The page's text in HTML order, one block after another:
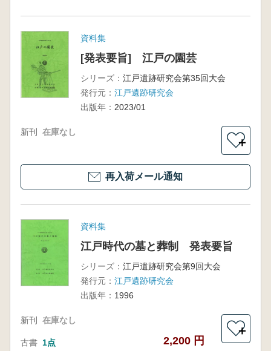
資料集
[発表要旨] 江戸の園芸
シリーズ： 江戸遺跡研究会第35回大会
発行元： 江戸遺跡研究会
出版年： 2023/01
新刊 在庫なし
＋
再入荷メール通知
資料集
江戸時代の墓と葬制 発表要旨
シリーズ： 江戸遺跡研究会第9回大会
発行元： 江戸遺跡研究会
出版年： 1996
新刊 在庫なし
古書 1点 2,200 円
＋